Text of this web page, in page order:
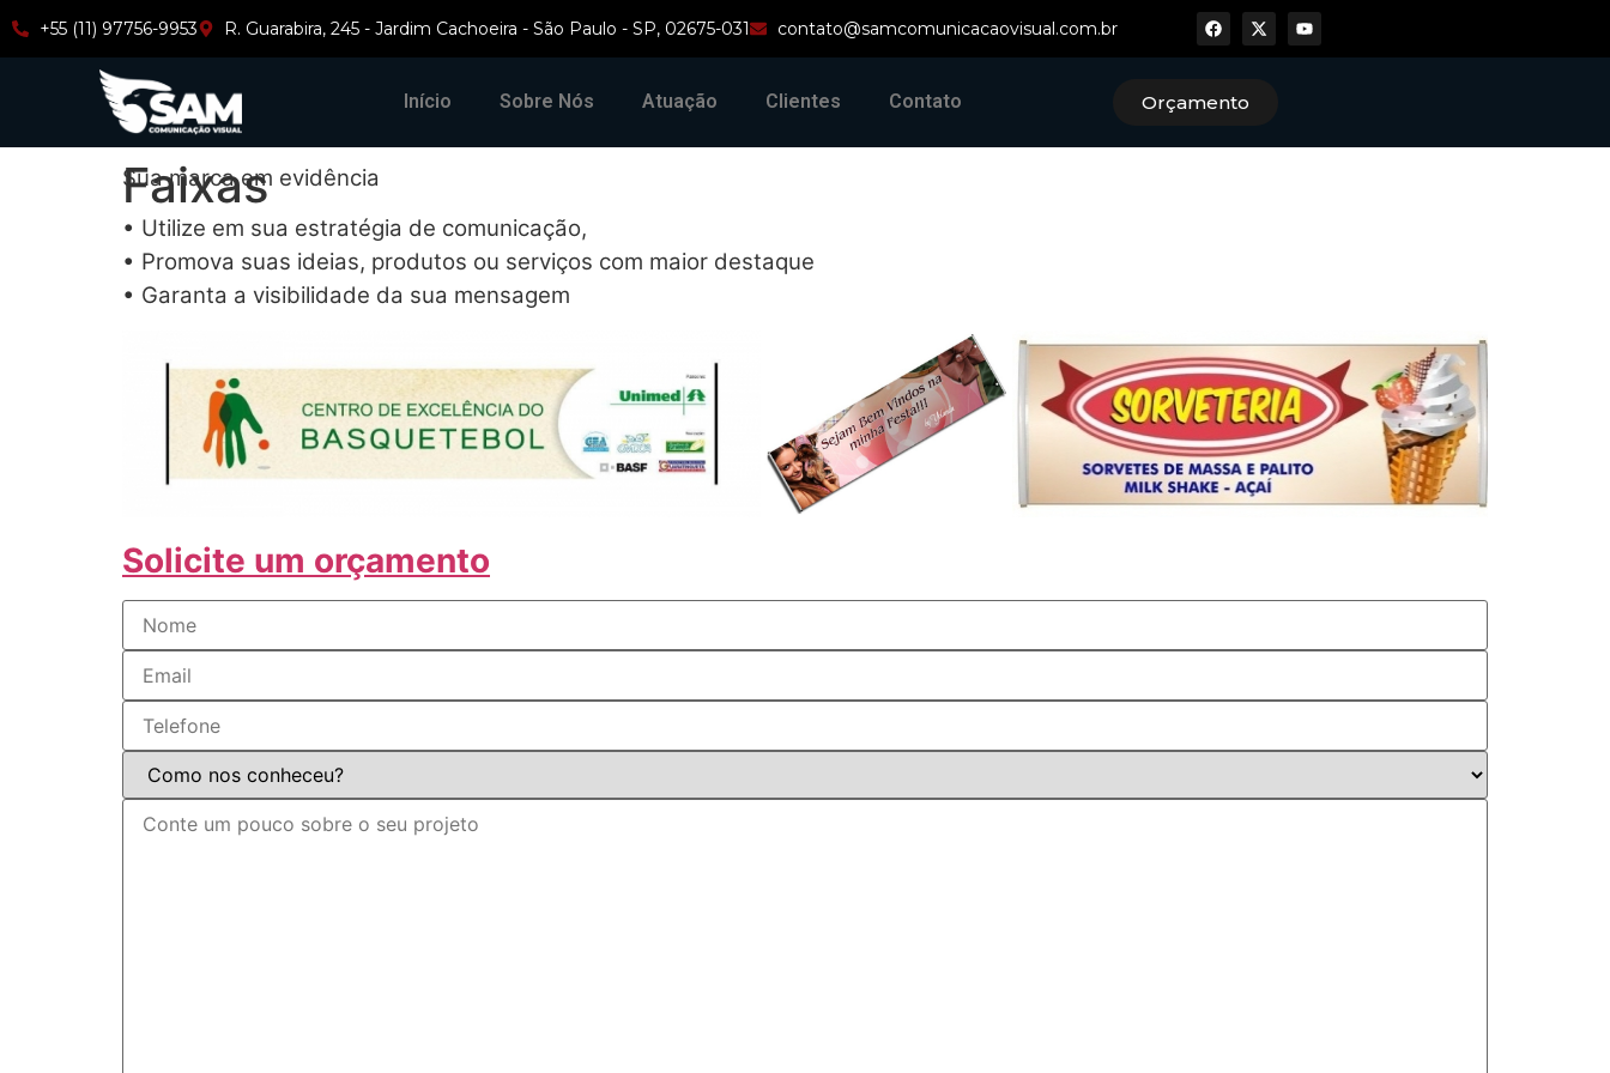
+55 (11) 97756-9953 R. Guarabira, 245 - Jardim Cachoeira - São Paulo - SP, 02675-031 contato@samcomunicacaovisual.com.br
Início Sobre Nós Atuação Clientes Contato Orçamento
Faixas
Sua marca em evidência
• Utilize em sua estratégia de comunicação,
• Promova suas ideias, produtos ou serviços com maior destaque
• Garanta a visibilidade da sua mensagem
Solicite um orçamento